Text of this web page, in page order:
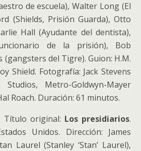
de escuela), Walter Long (El
(Shields, Prisión Guarda), Otto
Hall (Ayudante del dentista),
de la prisión), Bob
(gangsters del Tigre). Guion: H.M.
Shield. Fotografía: Jack Stevens
Metro-Goldwyn-Mayer
Roach. Duración: 61 minutos.
Título original: Los presidiarios.
Unidos. Dirección: James
Laurel (Stanley ‘Stan’ Laurel),